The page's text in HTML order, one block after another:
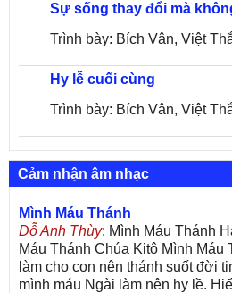
Sự sống thay đổi mà
Trình bày: Bích Vân, Việt
Hy lễ cuối cùng
Trình bày: Bích Vân, Việt
Cảm nhận âm nhạc
Mình Máu Thánh
Dỗ Anh Thùy: Mình Máu Thánh
Máu Thánh Chúa Kitô Mình Máu
làm cho con nên thánh suốt đời
mình máu Ngài làm nên hy lề.